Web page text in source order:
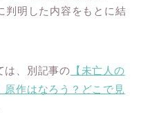
判明した内容をもとに結
は、別記事の 【未亡人の
原作はなろう？どこで見